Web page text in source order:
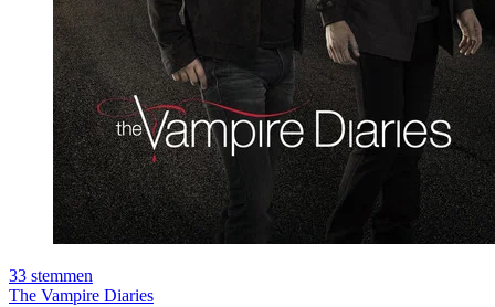
33 stemmen
The Vampire Diaries